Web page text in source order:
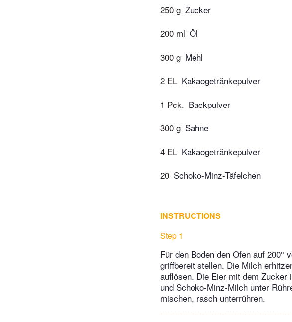
250 g Zucker
200 ml Öl
300 g Mehl
2 EL Kakaogetränkepulver
1 Pck. Backpulver
300 g Sahne
4 EL Kakaogetränkepulver
20 Schoko-Minz-Täfelchen
INSTRUCTIONS
Step 1
Für den Boden den Ofen auf 200°
griffbereit stellen. Die Milch
auflösen. Die Eier mit dem
und Schoko-Minz-Milch unter
mischen, rasch unterrühren.